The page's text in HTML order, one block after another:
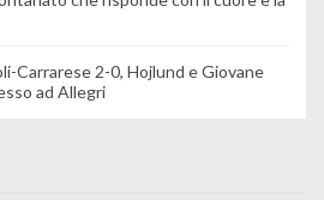
Carrarese 2-0, Hojlund e Giovane
ad Allegri